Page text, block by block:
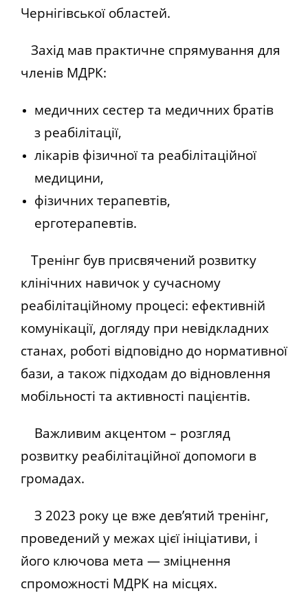
Чернігівської областей.
Захід мав практичне спрямування для
членів МДРК:
медичних сестер та медичних братів
з реабілітації,
лікарів фізичної та реабілітаційної
медицини,
фізичних терапевтів,
ерготерапевтів.
Тренінг був присвячений розвитку
клінічних навичок у сучасному
реабілітаційному процесі: ефективній
комунікації, догляду при невідкладних
станах, роботі відповідно до нормативної
бази, а також підходам до відновлення
мобільності та активності пацієнтів.
Важливим акцентом – розгляд
розвитку реабілітаційної допомоги в
громадах.
З 2023 року це вже дев’ятий тренінг,
проведений у межах цієї ініціативи, і
його ключова мета — зміцнення
спроможності МДРК на місцях.